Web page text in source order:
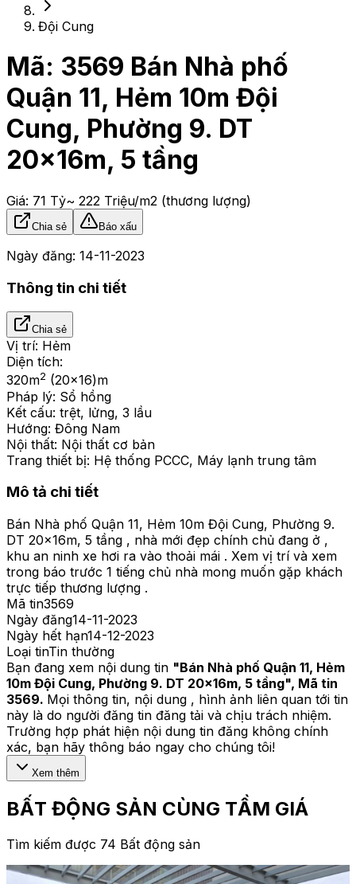
Đội Cung
Mã: 3569 Bán Nhà phố
Quận 11, Hẻm 10m Đội
Cung, Phường 9. DT
20x16m, 5 tầng
Giá: 71 Tỷ~ 222 Triệu/m2 (thương lượng)
Chia sẻ Báo xấu
Ngày đăng: 14-11-2023
Thông tin chi tiết
Chia sẻ
Vị trí: Hẻm
Diện tích:
320m2 (20x16)m
Pháp lý: Sổ hồng
Kết cấu: trệt, lửng, 3 lầu
Hướng: Đông Nam
Nội thất: Nội thất cơ bản
Trang thiết bị: Hệ thống PCCC, Máy lạnh trung tâm
Mô tả chi tiết
Bán Nhà phố Quận 11, Hẻm 10m Đội Cung, Phường 9.
DT 20x16m, 5 tầng , nhà mới đẹp chính chủ đang ở ,
khu an ninh xe hơi ra vào thoải mái . Xem vị trí và xem
trong báo trước 1 tiếng chủ nhà mong muốn gặp khách
trực tiếp thương lượng .
Mã tin3569
Ngày đăng14-11-2023
Ngày hết hạn14-12-2023
Loại tinTin thường
Bạn đang xem nội dung tin "Bán Nhà phố Quận 11, Hẻm
10m Đội Cung, Phường 9. DT 20x16m, 5 tầng", Mã tin
3569. Mọi thông tin, nội dung , hình ảnh liên quan tới tin
này là do người đăng tin đăng tải và chịu trách nhiệm.
Trường hợp phát hiện nội dung tin đăng không chính
xác, bạn hãy thông báo ngay cho chúng tôi!
Xem thêm
BẤT ĐỘNG SẢN CÙNG TẦM GIÁ
Tìm kiếm được 74 Bất động sản